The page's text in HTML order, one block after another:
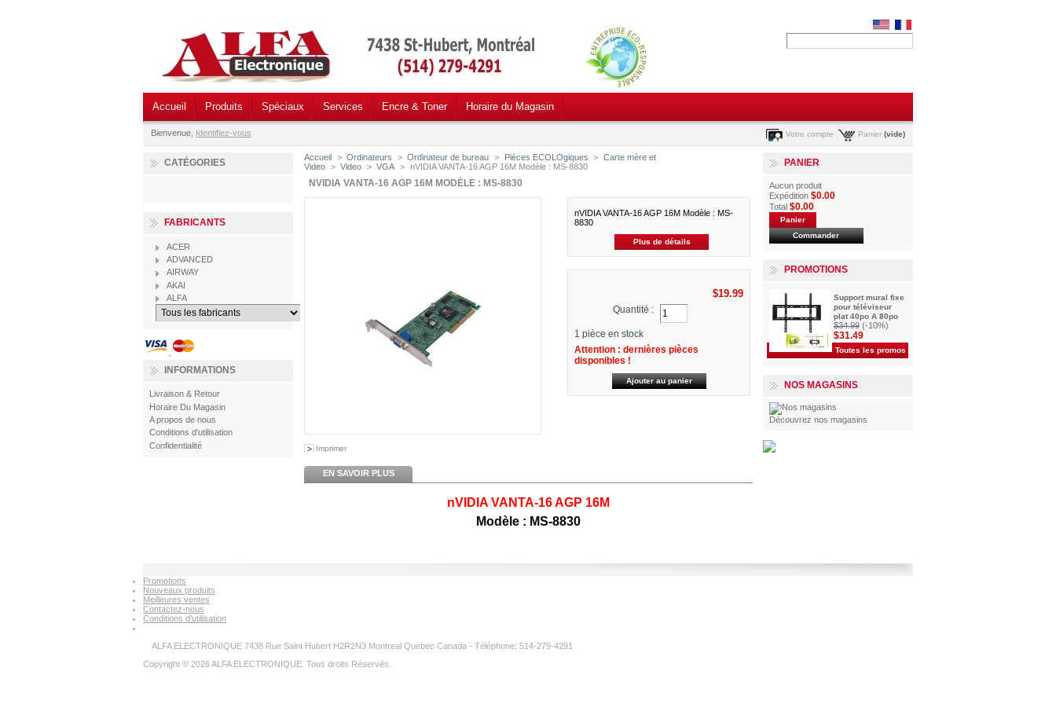
Accueil Produits Spéciaux Services Encre & Toner Horaire du Magasin
Bienvenue, Identifiez-vous Panier (vide)
Votre compte
CATÉGORIES
FABRICANTS
ACER
ADVANCED
AIRWAY
AKAI
ALFA
INFORMATIONS
Livraison & Retour
Horaire Du Magasin
A propos de nous
Conditions d'utilisation
Confidentialité
Accueil > Ordinateurs > Ordinateur de bureau > Pièces ECOLOgiques > Carte mère et
Video > Video > VGA > nVIDIA VANTA-16 AGP 16M Modèle : MS-8830
NVIDIA VANTA-16 AGP 16M MODÈLE : MS-8830
Imprimer
nVIDIA VANTA-16 AGP 16M Modèle : MS-
8830
Plus de détails
$19.99
Quantité :
1 pièce en stock
Attention : dernières pièces
disponibles !
EN SAVOIR PLUS
nVIDIA VANTA-16 AGP 16M
Modèle : MS-8830
PANIER
Aucun produit
Expédition $0.00
Total $0.00
Panier
Commander
PROMOTIONS
Support mural fixe
pour téléviseur
plat 40po A 80po
$34.99 (-10%)
$31.49
Toutes les promos
NOS MAGASINS
Découvrez nos magasins
Promotions
Nouveaux produits
Meilleures ventes
Contactez-nous
Conditions d'utilisation
ALFA ELECTRONIQUE 7438 Rue Saint Hubert H2R2N3 Montreal Quebec Canada - Téléphone: 514-279-4291
Copyright © 2026 ALFA ELECTRONIQUE. Tous droits Réservés.